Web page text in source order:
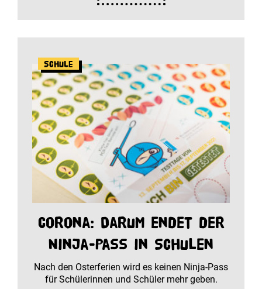
Schule
Corona: Darum endet der
Ninja-Pass in Schulen
Nach den Osterferien wird es keinen Ninja-Pass
für Schülerinnen und Schüler mehr geben.